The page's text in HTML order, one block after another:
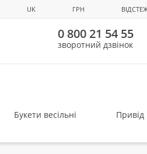
UK ГРН
0 800 21 54 55
зворотний дзвінок
Букети весільні Привід